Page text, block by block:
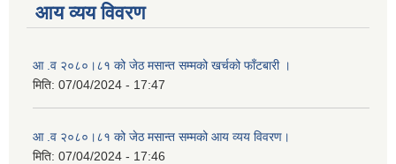
आय व्यय विवरण
आ .व २०८०।८१ को जेठ मसान्त सम्मको खर्चको फाँटबारी ।
मिति: 07/04/2024 - 17:47
आ .व २०८०।८१ को जेठ मसान्त सम्मको आय व्यय विवरण।
मिति: 07/04/2024 - 17:46